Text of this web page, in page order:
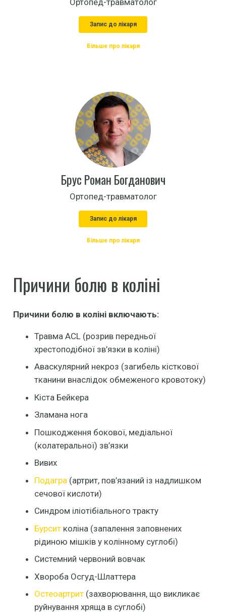
Запис до лікаря
Більше про лікаря
Брус Роман Богданович
Ортопед-травматолог
Запис до лікаря
Більше про лікаря
Причини болю в коліні
Причини болю в коліні включають:
Травма ACL (розрив передньої
хрестоподібної зв’язки в коліні)
Аваскулярний некроз (загибель кісткової
тканини внаслідок обмеженого кровотоку)
Кіста Бейкера
Зламана нога
Пошкодження бокової, медіальної
(колатеральної) зв’язки
Вивих
Подагра (артрит, пов’язаний із надлишком
сечової кислоти)
Синдром іліотібіального тракту
Бурсит коліна (запалення заповнених
рідиною мішків у колінному суглобі)
Системний червоний вовчак
Хвороба Осгуд-Шлаттера
Остеоартрит (захворювання, що викликає
руйнування хряща в суглобі)